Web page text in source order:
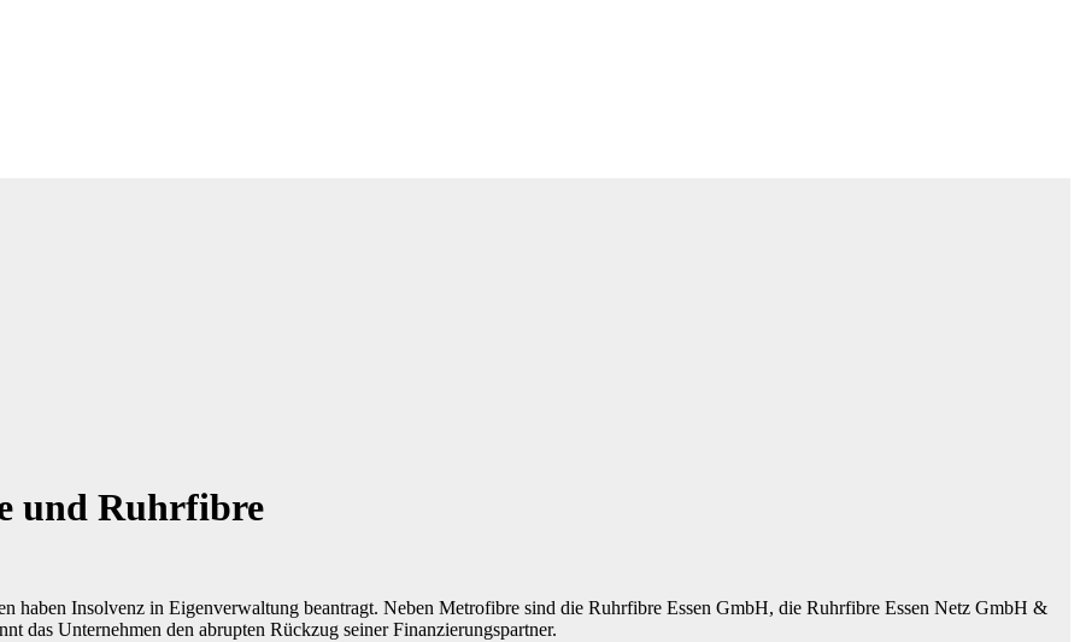
und Ruhrfibre
haben Insolvenz in Eigenverwaltung beantragt. Neben Metrofibre sind die Ruhrfibre Essen GmbH, die Ruhrfibre Essen Netz GmbH &
Unternehmen den abrupten Rückzug seiner Finanzierungspartner.